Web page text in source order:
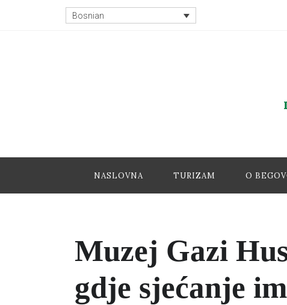
Bosnian
NASLOVNA TURIZAM O
Muzej Gazi
gdje sjećanje